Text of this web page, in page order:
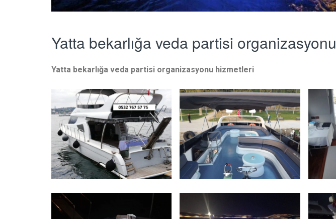
Yatta bekarlığa veda partisi organizasyonu
Yatta bekarlığa veda partisi organizasyonu hizmetleri